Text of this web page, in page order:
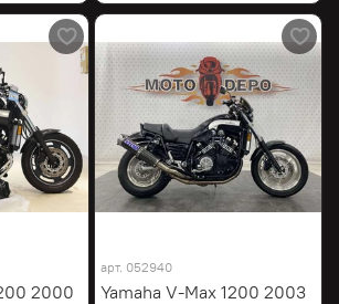
2000
арт. 052940
Yamaha V-Max 1200 2003